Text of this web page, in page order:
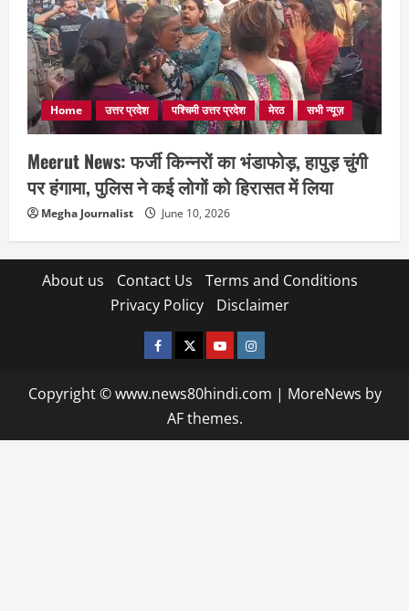
Home उत्तर प्रदेश पश्चिमी उत्तर प्रदेश मेरठ सभी न्यूज़
Meerut News: फर्जी किन्नरों का भंडाफोड़, हापुड़ चुंगी
पर हंगामा, पुलिस ने कई लोगों को हिरासत में लिया
Megha Journalist June 10, 2026
About us Contact Us
Terms and Conditions
Privacy Policy
Disclaimer
facebooktwitterYOUTUBE
instagram
Copyright © www.news80hindi.com | MoreNews by
AF themes.